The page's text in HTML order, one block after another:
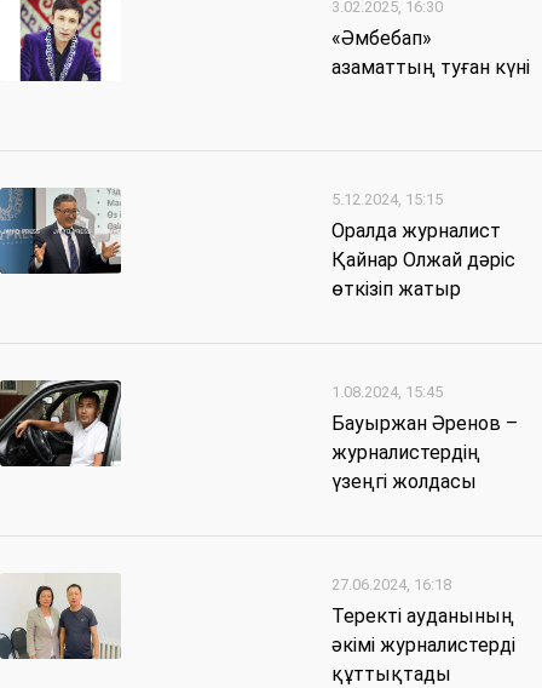
3.02.2025, 16:30
«Әмбебап»
азаматтың туған күні
5.12.2024, 15:15
Оралда журналист
Қайнар Олжай дәріс
өткізіп жатыр
1.08.2024, 15:45
Бауыржан Әренов –
журналистердің
үзеңгі жолдасы
27.06.2024, 16:18
Теректі ауданының
әкімі журналистерді
құттықтады